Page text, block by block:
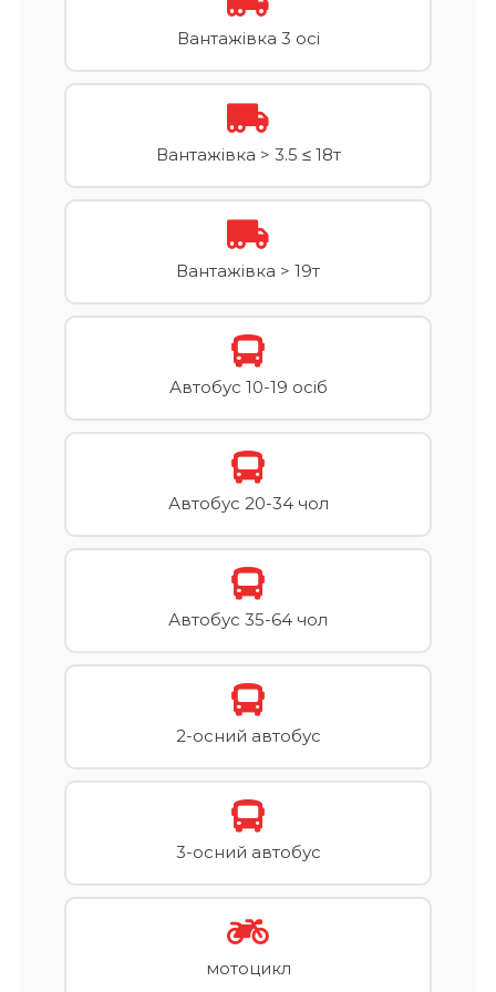
Вантажівка 3 осі
Вантажівка > 3.5 ≤ 18т
Вантажівка > 19т
Автобус 10-19 осіб
Автобус 20-34 чол
Автобус 35-64 чол
2-осний автобус
3-осний автобус
мотоцикл